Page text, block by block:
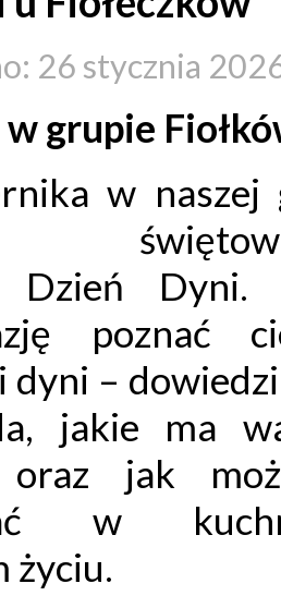
26 stycznia
grupie
w naszej
Dzień Dyni.
poznać
dyni –
jakie ma
oraz jak
w
życiu.